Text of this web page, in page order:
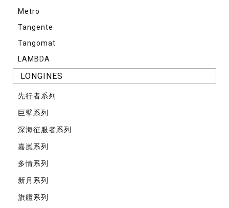
Metro
Tangente
Tangomat
LAMBDA
LONGINES
先⾏者系列
巨擘系列
深海征服者系列
嘉嵐系列
多情系列
新月系列
旗艦系列